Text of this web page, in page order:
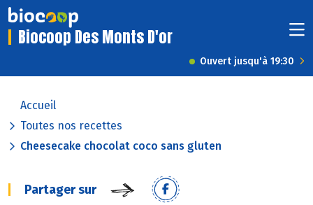
Biocoop Des Monts D'or
Ouvert jusqu'à 19:30
Accueil
Toutes nos recettes
Cheesecake chocolat coco sans gluten
Partager sur